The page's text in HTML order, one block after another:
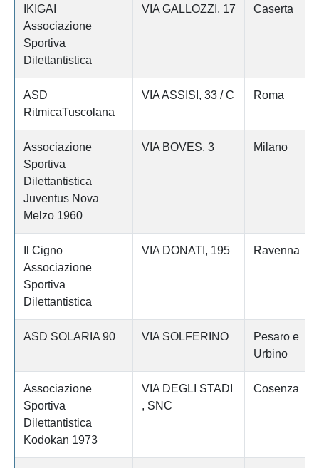
IKIGAI
Associazione
Sportiva
Dilettantistica
VIA GALLOZZI, 17 Caserta
ASD
RitmicaTuscolana
VIA ASSISI, 33 / C Roma
Associazione
Sportiva
Dilettantistica
Juventus Nova
Melzo 1960
VIA BOVES, 3 Milano
Il Cigno
Associazione
Sportiva
Dilettantistica
VIA DONATI, 195 Ravenna
ASD SOLARIA 90 VIA SOLFERINO
Pesaro e
Urbino
Associazione
Sportiva
Dilettantistica
Kodokan 1973
VIA DEGLI STADI
, SNC
Cosenza